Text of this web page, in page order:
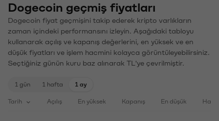
Dogecoin geçmiş fiyatları
Dogecoin fiyat geçmişini takip ederek kripto varlıkların
zaman içindeki performansını izleyin. Aşağıdaki tabloyu
kullanarak açılış ve kapanış değerlerini, en yüksek ve en
düşük fiyatları ve işlem hacmini kolayca görüntüleyebilirsiniz.
Seçtiğiniz günün kuru baz alınarak TL'ye çevrilmiştir.
1 gün 1 hafta 1 ay
Tarih Açılış En yüksek Kapanış En düşük